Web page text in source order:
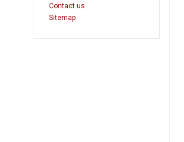
Contact us
Sitemap